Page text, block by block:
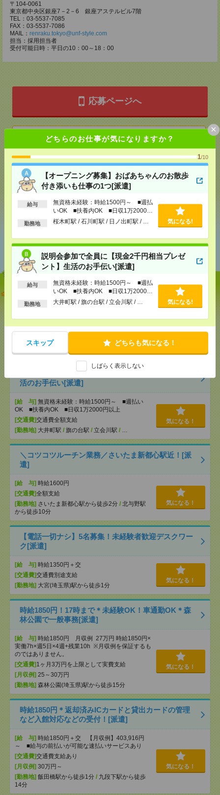
どちらのお仕事が気になりますか？
1/10
【オープニング募集】おばあちゃんのお散歩
付き添いも仕事の1つ[派遣]
給与
無資格未経験：時給1500円～ ■週払
いOK ■扶養内OK ■日収1万2000円
以上
勤務地 桜木町駅 / 石川町駅 / 日ノ出町駅 / … 気になる!
説明会参加で全員に【現金2千円相当プレゼ
ント】生活のお手伝い[派遣]
給与
無資格未経験：時給1500円～ ■週払
いOK ■扶養内OK ■日収1万2000円
以上
勤務地 大井町駅 / 旗の台駅 / 立会川駅 / … 気になる!
スキップ どちらも気になる！
しばらく表示しない
×
〒104-0061
東京都中央区銀座7－2－6 銀座アステルビル7階
TEL：03-5537-7085
FAX：03-5537-7086
MAIL： renraku.tokyo@unf-style.com
担当：採用担当者
受付可能日時：平日の10：00～18：00
応募ページへ
気になる！
メール LINE
シェア ツイート ブックマーク
あなたの閲覧履歴からの
おすすめ
【オープニング募集】おばあちゃんのお散歩付き添
いも仕事の1つ[派遣]
[給 与]無資格未経験：時給1500円～ ■週払い
OK ■扶養内OK ■日収1万2000円以上
[交通費]交通費全額支給
日ノ出町駅
気になる！
説明会参加で全員に【現金2千円相当プレゼント】生
活のお手伝い[派遣]
[給 与] 無資格未経験：時給1500円～ ■週払い
OK ■扶養内OK ■日収1万2000円以上
[交通費]交通費全額支給
[勤務地] 大井町駅 / 旗の台駅 / 立会川駅 / …
気になる！
＼コツコツルーチン業務／さいたま新都心駅近！[派
遣]
[給 与] 時給1600円
[交通費]全額支給
[勤務地] さいたま新都心駅から徒歩2分 / 北与野駅
から徒歩10分
気になる！
【電話一切ナシ】5名募集！未経験者歓迎デスクワー
ク[派遣]
[給 与] 時給1350円＋交
[交通費]交通費別途支給
[勤務地] 大宮(埼玉県)駅から徒歩1分
気になる！
時給1850円！17時まで＊未経験OK！車通勤OK＊森
林公園で一般事務[派遣]
[給 与] 時給1850円 月収例 27万円 時給1850円×
実働7h×週5日×4週+残業10h ※月収例を保証するも
のではありません。
[交通費] 1ヶ月3万円を上限として実費支給
[月収例] 25～30万円
[勤務地] 森林公園(埼玉県)駅から徒歩15分
気になる！
時給1850円＊返却済みICカードと貸出カードの管理
など入館対応などの受付！[派遣]
[給 与] 時給1850円＋交 【月収例】403,916円
～ ■給与の前払いが可能な速払いサービスあり
[交通費]交通費支給あり
[月収例] 30万円～
[勤務地] 飯田橋駅から徒歩1分 / 九段下駅から徒歩
14分
気になる！